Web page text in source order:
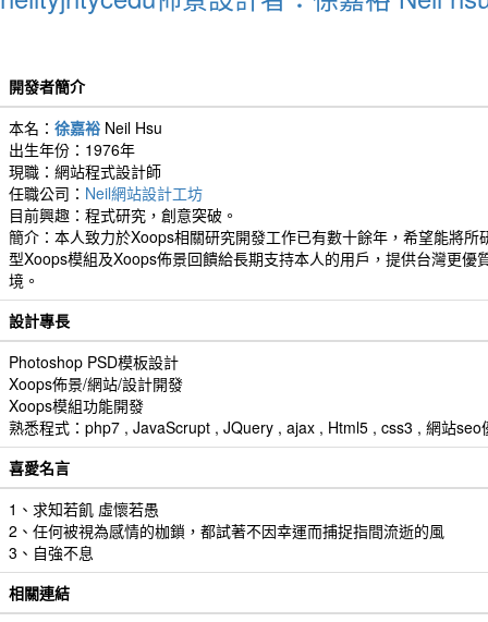
開發者簡介
本名： 徐嘉裕 Neil Hsu
出生年份：1976年
現職：網站程式設計師
任職公司： Neil網站設計工坊
目前興趣：程式研究，創意突破。
簡介：本人致力於Xoops相關研究開發工作已有數十餘年，希望能將所
型Xoops模組及Xoops佈景回饋給長期支持本人的用戶，提供台灣更優
境。
設計專長
Photoshop PSD模板設計
Xoops佈景/網站/設計開發
Xoops模組功能開發
熟悉程式：php7 , JavaScrupt , JQuery , ajax , Html5 , css3 , 網站seo
喜愛名言
1、求知若飢 虛懷若愚
2、任何被視為感情的枷鎖，都試著不因幸運而捕捉指間流逝的風
3、自強不息
相關連結